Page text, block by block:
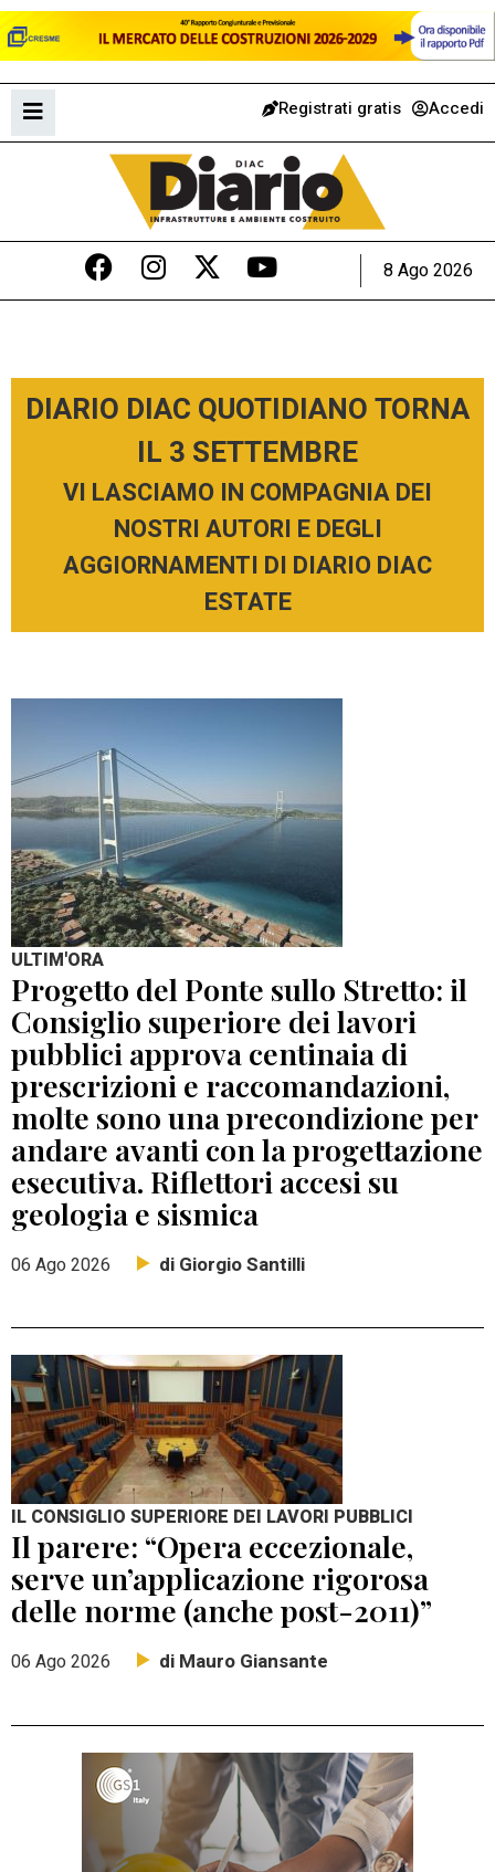
Registrati gratis Accedi
8 Ago 2026
DIARIO DIAC QUOTIDIANO TORNA
IL 3 SETTEMBRE
VI LASCIAMO IN COMPAGNIA DEI
NOSTRI AUTORI E DEGLI
AGGIORNAMENTI DI DIARIO DIAC
ESTATE
ULTIM'ORA
Progetto del Ponte sullo Stretto: il
Consiglio superiore dei lavori
pubblici approva centinaia di
prescrizioni e raccomandazioni,
molte sono una precondizione per
andare avanti con la progettazione
esecutiva. Riflettori accesi su
geologia e sismica
06 Ago 2026 di Giorgio Santilli
IL CONSIGLIO SUPERIORE DEI LAVORI PUBBLICI
Il parere: “Opera eccezionale,
serve un’applicazione rigorosa
delle norme (anche post-2011)”
06 Ago 2026 di Mauro Giansante